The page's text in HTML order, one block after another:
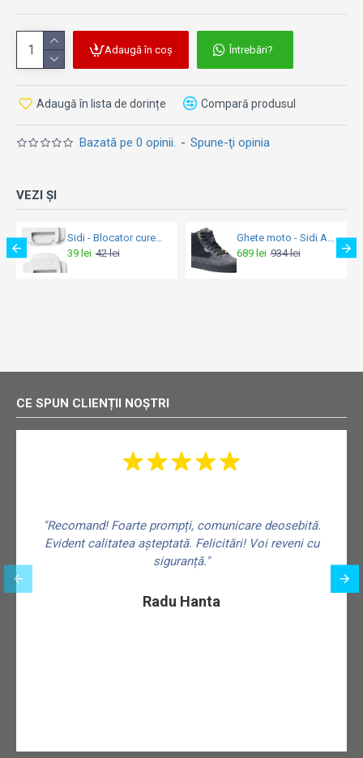
Bazată pe 0 opinii. - Spune-ţi opinia
Adaugă în coș Întrebări?
Adaugă în lista de dorințe Compară produsul
VEZI ȘI
Sidi - Blocator curea pentru Crossfire alb (29 / 113)
39 lei 42 lei
Ghete moto - Sidi ARX Full Black
689 lei 934 lei
CE SPUN CLIENȚII NOȘTRI
"Recomand! Foarte prompți, comunicare deosebită.
Evident calitatea așteptată. Felicitări! Voi reveni cu
siguranță."
Radu Hanta